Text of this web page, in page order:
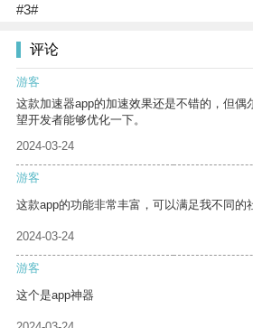
#3#
评论
游客
这款加速器app的加速效果还是不错的，但偶
望开发者能够优化一下。
2024-03-24
游客
这款app的功能非常丰富，可以满足我不同的
2024-03-24
游客
这个是app神器